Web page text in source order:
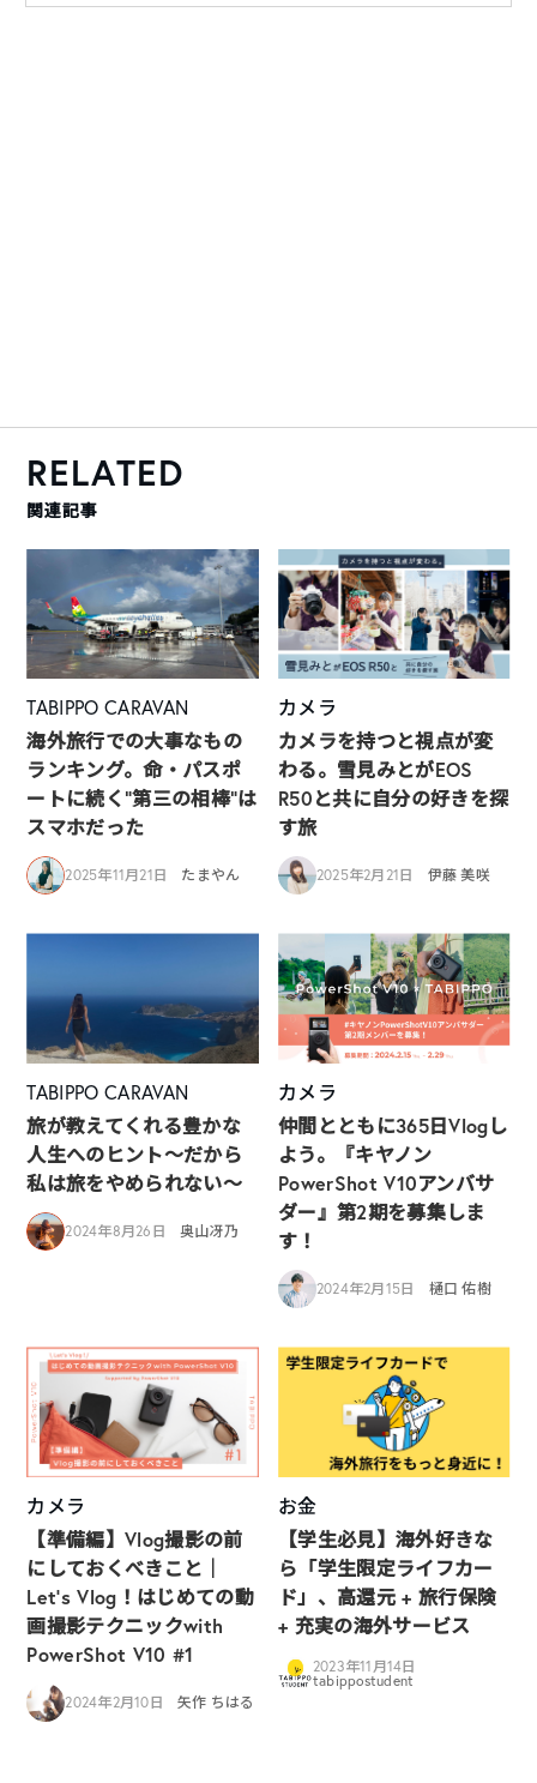
RELATED
関連記事
TABIPPO CARAVAN
海外旅行での大事なもの
ランキング。命・パスポ
ートに続く“第三の相棒”は
スマホだった
2025年11月21日 たまやん
カメラ
カメラを持つと視点が変
わる。雪見みとがEOS
R50と共に自分の好きを探
す旅
2025年2月21日 伊藤 美咲
TABIPPO CARAVAN
旅が教えてくれる豊かな
人生へのヒント〜だから
私は旅をやめられない〜
2024年8月26日 奥山冴乃
カメラ
仲間とともに365日Vlogし
よう。『キヤノン
PowerShot V10アンバサ
ダー』第2期を募集しま
す！
2024年2月15日 樋口 佑樹
カメラ
【準備編】Vlog撮影の前
にしておくべきこと｜
Let’s Vlog！はじめての動
画撮影テクニックwith
PowerShot V10 #1
2024年2月10日 矢作 ちはる
お金
【学生必見】海外好きな
ら「学生限定ライフカー
ド」、高還元 + 旅行保険
+ 充実の海外サービス
2023年11月14日
tabippostudent